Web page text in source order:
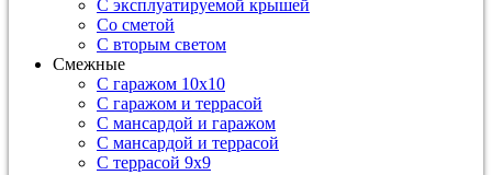
С эксплуатируемой крышей
Со сметой
С вторым светом
Смежные
С гаражом 10х10
С гаражом и террасой
С мансардой и гаражом
С мансардой и террасой
С террасой 9х9